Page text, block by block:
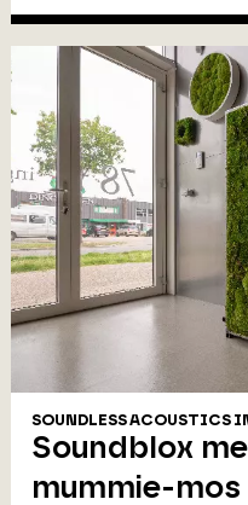
SOUNDLESS ACOUSTICS
Soundblox
mummie-